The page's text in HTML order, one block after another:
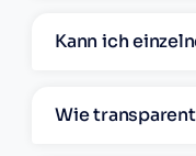
Kann ich
Wie